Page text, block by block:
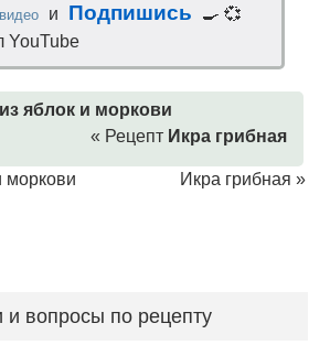
и Подпишись
🍳 💞
YouTube
яблок и моркови
« Рецепт Икра грибная
моркови Икра грибная »
и вопросы по рецепту